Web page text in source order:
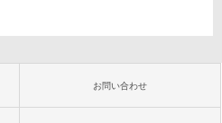
お問い合わせ